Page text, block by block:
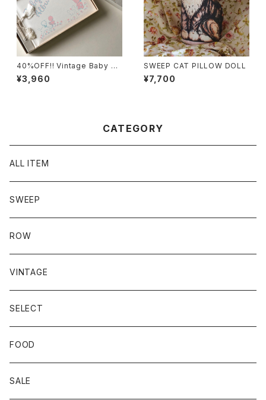
40%OFF!! Vintage Baby Al
bum
¥3,960
SWEEP CAT PILLOW DOLL
¥7,700
CATEGORY
ALL ITEM
SWEEP
ROW
VINTAGE
SELECT
FOOD
SALE